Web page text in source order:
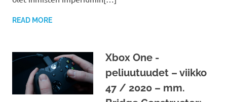
READ MORE
Xbox One -
peliuutuudet – viikko
47 / 2020 – mm.